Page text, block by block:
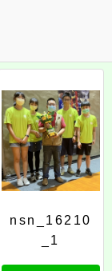
nsn_16210
_1